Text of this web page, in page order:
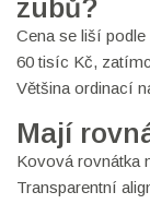
zubů?
Cena se liší
60 tisíc Kč,
Většina ordinací
Mají
Kovová rovnátka
Transparentní